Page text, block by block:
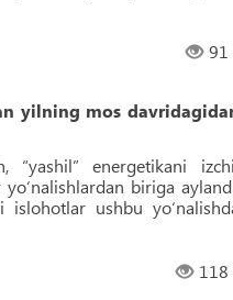
91
yilning mos
“yashil” energetikani
biriga
islohotlar ushbu
118